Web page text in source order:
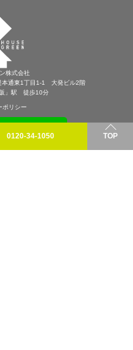
0120-34-1050 TOP
株式会社
通東1丁目1-1 大発ビル2階
」駅 徒歩10分
ポリシー